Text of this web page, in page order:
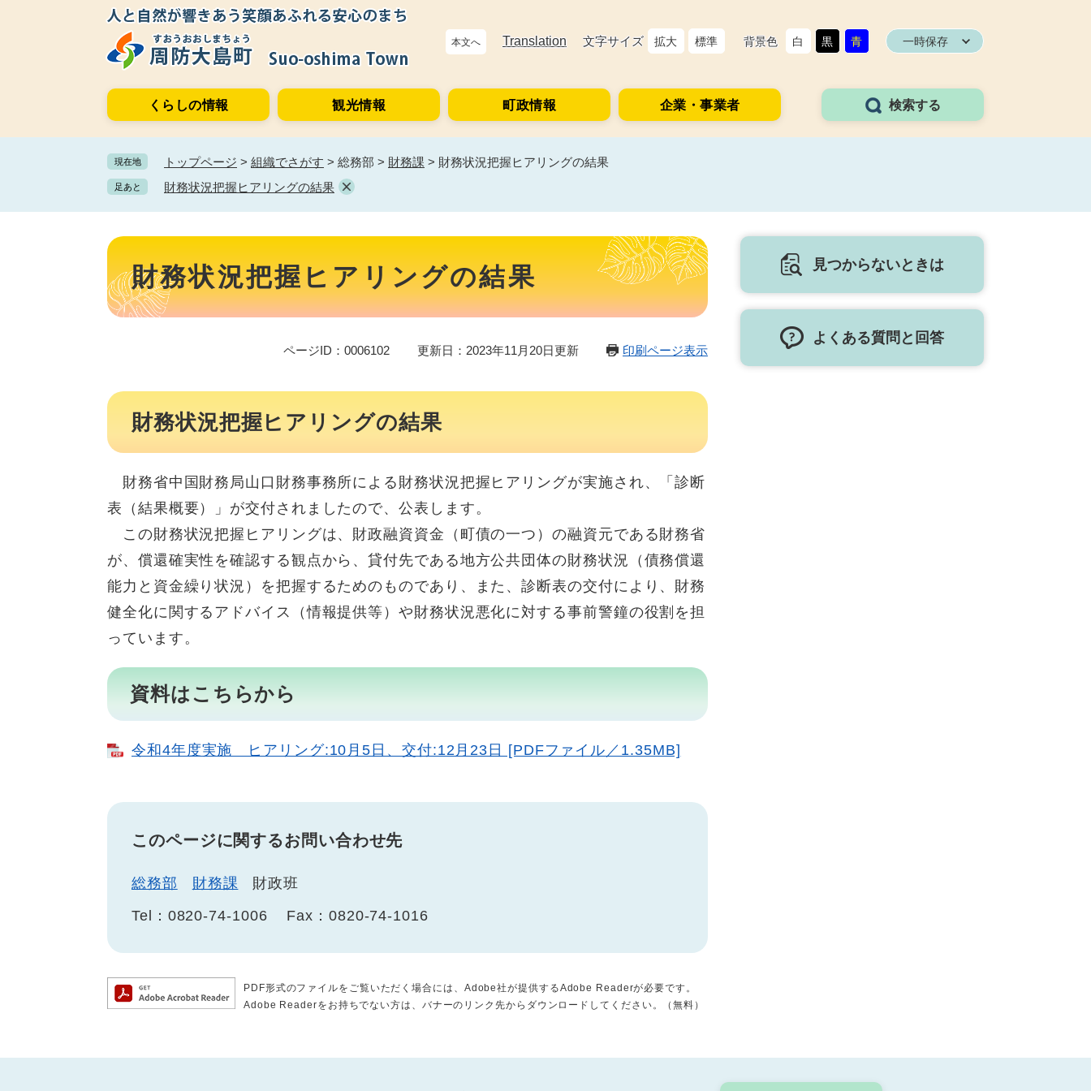
本文へ Translation 文字サイズ 拡大 標準 背景色 白 黒 青 一時保存
くらしの情報 観光情報 町政情報 企業・事業者 検索する
現在地 トップページ > 組織でさがす > 総務部 > 財務課 > 財務状況把握ヒアリングの結果
足あと 財務状況把握ヒアリングの結果
本
財務状況把握ヒアリングの結果
ページID：0006102 更新日：2023年11月20日更新 印刷ページ表示
財務状況把握ヒアリングの結果
財務省中国財務局山口財務事務所による財務状況把握ヒアリングが実施され、「診断
表（結果概要）」が交付されましたので、公表します。
この財務状況把握ヒアリングは、財政融資資金（町債の一つ）の融資元である財務省
が、償還確実性を確認する観点から、貸付先である地方公共団体の財務状況（債務償還
能力と資金繰り状況）を把握するためのものであり、また、診断表の交付により、財務
健全化に関するアドバイス（情報提供等）や財務状況悪化に対する事前警鐘の役割を担
っています。
資料はこちらから
令和4年度実施 ヒアリング:10月5日、交付:12月23日 [PDFファイル／1.35MB]
このページに関するお問い合わせ先
総務部 財務課
財政班
Tel：0820-74-1006
Fax：0820-74-1016
PDF形式のファイルをご覧いただく場合には、Adobe社が提供するAdobe Readerが必要です。
Adobe Readerをお持ちでない方は、バナーのリンク先からダウンロードしてください。（無料）
見つからないときは
よくある質問と回答